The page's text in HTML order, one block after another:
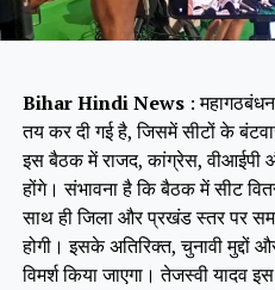
Bihar Hindi News: महागठबंधन
तय कर दी गई है, जिसमें सीटों के
इस बैठक में राजद, कांग्रेस, वीआईपी
होंगे। संभावना है कि बैठक में सीट
साथ ही जिला और प्रखंड स्तर पर
होगी। इसके अतिरिक्त, चुनावी मुद्दों
विमर्श किया जाएगा। तेजस्वी यादव